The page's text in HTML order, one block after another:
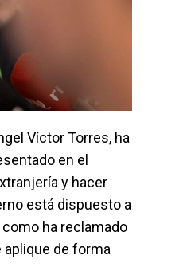
Víctor Torres, ha
en el
y hacer
está dispuesto a
ha reclamado
aplique de forma